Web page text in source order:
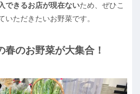
できるお店が現在ないため、ぜひこ
いただきたいお野菜です。
春のお野菜が大集合！